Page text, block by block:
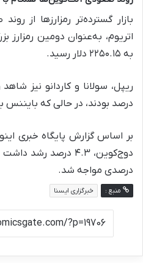
بازار گسترده‌تر رمزارزها از
به ۲۲۵۰.۱۵ دلار رسید.
ریپل، سولانا و کاردانو نیز
درصد بودند، در حالی که بایننس با ۲.۸ درصد افزایش همراه
بر اساس گزارش پایگاه خبری
درصدی مواجه شد.
منبع : خبرگزاری ایسنا